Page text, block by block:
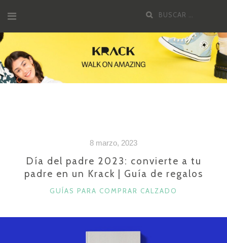
contenido
Buscar
8 marzo, 2023
Día del padre 2023: convierte a tu
padre en un Krack | Guía de regalos
CATEGORÍAS
GUÍAS PARA COMPRAR CALZADO